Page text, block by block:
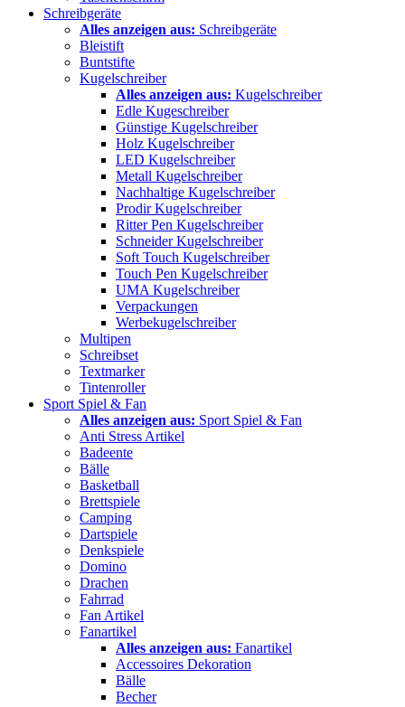
Schreibgeräte
Alles anzeigen aus: Schreibgeräte
Bleistift
Buntstifte
Kugelschreiber
Alles anzeigen aus: Kugelschreiber
Edle Kugeschreiber
Günstige Kugelschreiber
Holz Kugelschreiber
LED Kugelschreiber
Metall Kugelschreiber
Nachhaltige Kugelschreiber
Prodir Kugelschreiber
Ritter Pen Kugelschreiber
Schneider Kugelschreiber
Soft Touch Kugelschreiber
Touch Pen Kugelschreiber
UMA Kugelschreiber
Verpackungen
Werbekugelschreiber
Multipen
Schreibset
Textmarker
Tintenroller
Sport Spiel & Fan
Alles anzeigen aus: Sport Spiel & Fan
Anti Stress Artikel
Badeente
Bälle
Basketball
Brettspiele
Camping
Dartspiele
Denkspiele
Domino
Drachen
Fahrrad
Fan Artikel
Fanartikel
Alles anzeigen aus: Fanartikel
Accessoires Dekoration
Bälle
Becher